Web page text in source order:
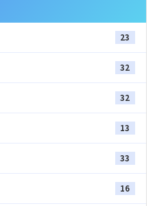
23
32
32
13
33
16